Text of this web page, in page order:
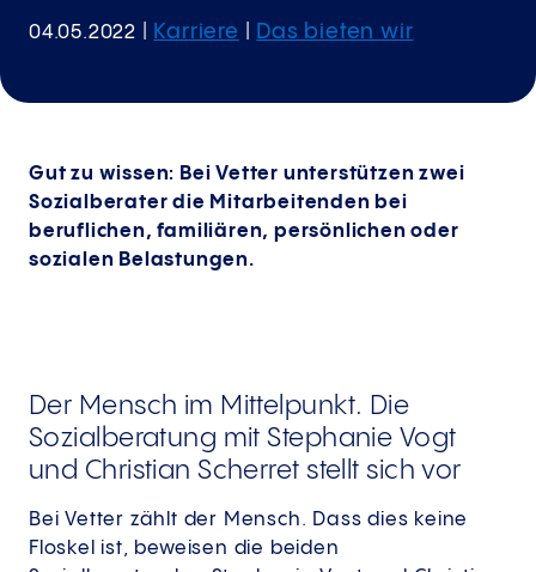
04.05.2022 Karriere Das bieten wir
Gut zu wissen: Bei Vetter unterstützen zwei
Sozialberater die Mitarbeitenden bei
beruflichen, familiären, persönlichen oder
sozialen Belastungen.
Der Mensch im Mittelpunkt. Die
Sozialberatung mit Stephanie Vogt
und Christian Scherret stellt sich vor
Bei Vetter zählt der Mensch. Dass dies keine
Floskel ist, beweisen die beiden